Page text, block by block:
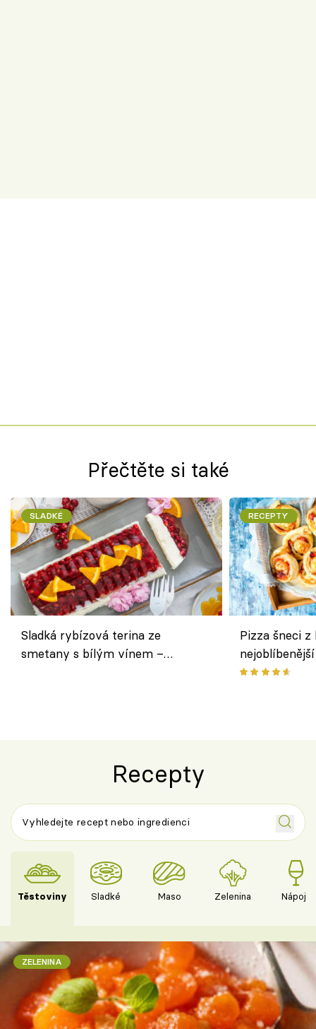
Přečtěte si také
SLADKÉ
Sladká rybízová terina ze
smetany s bílým vínem –
RECEPTY
Pizza šneci
Recepty
Těstoviny Sladké Maso Zelenina Nápoje
ZELENINA